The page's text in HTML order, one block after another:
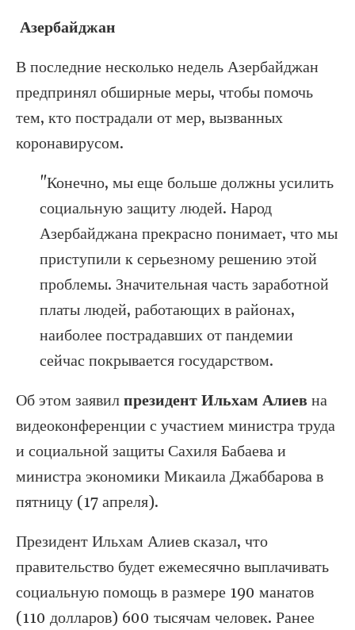
Азербайджан
В последние несколько недель Азербайджан
предпринял обширные меры, чтобы помочь
тем, кто пострадали от мер, вызванных
коронавирусом.
"Конечно, мы еще больше должны усилить
социальную защиту людей. Народ
Азербайджана прекрасно понимает, что мы
приступили к серьезному решению этой
проблемы. Значительная часть заработной
платы людей, работающих в районах,
наиболее пострадавших от пандемии
сейчас покрывается государством.
Об этом заявилпрезидент Ильхам Алиевна
видеоконференции с участием министра труда
и социальной защиты Сахиля Бабаева и
министра экономики Микаила Джаббарова в
пятницу (17 апреля).
Президент Ильхам Алиев сказал, что
правительство будет ежемесячно выплачивать
социальную помощь в размере 190 манатов
(110 долларов) 600 тысячам человек. Ранее